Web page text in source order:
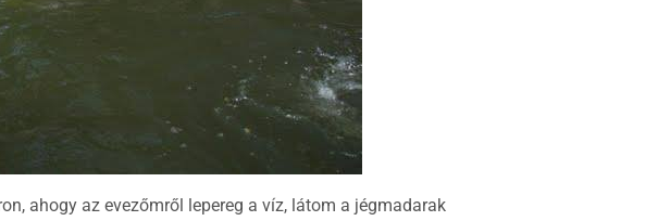
ahogy az evezőmről lepereg a víz, látom a jégmadarak